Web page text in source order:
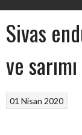
Sivas
ve sarımı
01 Nisan 2020